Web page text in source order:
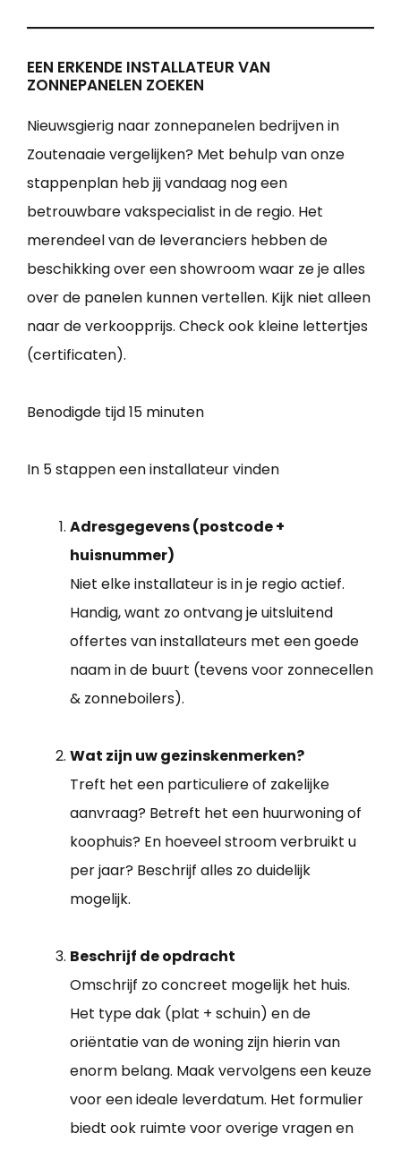
EEN ERKENDE INSTALLATEUR VAN
ZONNEPANELEN ZOEKEN
Nieuwsgierig naar zonnepanelen bedrijven in
Zoutenaaie vergelijken? Met behulp van onze
stappenplan heb jij vandaag nog een
betrouwbare vakspecialist in de regio. Het
merendeel van de leveranciers hebben de
beschikking over een showroom waar ze je alles
over de panelen kunnen vertellen. Kijk niet alleen
naar de verkoopprijs. Check ook kleine lettertjes
(certificaten).
Benodigde tijd15 minuten
In 5 stappen een installateur vinden
Adresgegevens (postcode +
huisnummer)
Niet elke installateur is in je regio actief.
Handig, want zo ontvang je uitsluitend
offertes van installateurs met een goede
naam in de buurt (tevens voor zonnecellen
& zonneboilers).
Wat zijn uw gezinskenmerken?
Treft het een particuliere of zakelijke
aanvraag? Betreft het een huurwoning of
koophuis? En hoeveel stroom verbruikt u
per jaar? Beschrijf alles zo duidelijk
mogelijk.
Beschrijf de opdracht
Omschrijf zo concreet mogelijk het huis.
Het type dak (plat + schuin) en de
oriëntatie van de woning zijn hierin van
enorm belang. Maak vervolgens een keuze
voor een ideale leverdatum. Het formulier
biedt ook ruimte voor overige vragen en